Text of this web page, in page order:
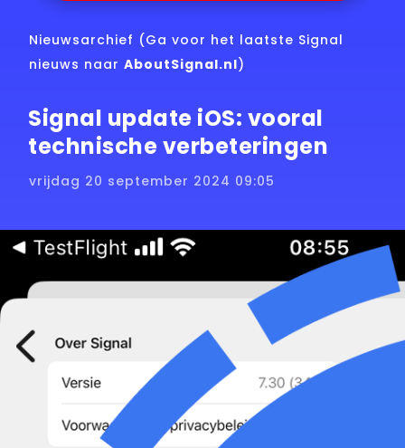
Nieuwsarchief (Ga voor het laatste Signal
nieuws naarAboutSignal.nl)
Signal update iOS: vooral
technische verbeteringen
vrijdag 20 september 2024 09:05